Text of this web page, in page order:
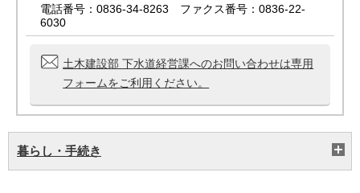
電話番号：0836-34-8263 ファクス番号：0836-22-
6030
土木建設部 下水道経営課へのお問い合わせは専用
フォームをご利用ください。
暮らし・手続き